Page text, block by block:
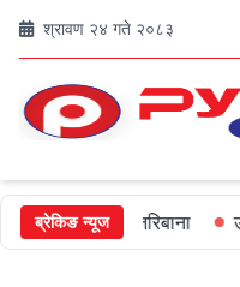
श्रावण २४ गते २०८३
ब्रेकिङ न्यूज
५०० जरिबाना उपप्रमुख